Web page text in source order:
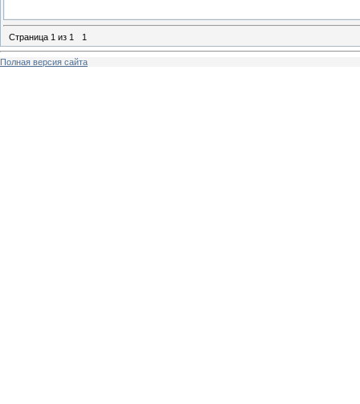
Страница 1 из 1 1
Полная версия сайта